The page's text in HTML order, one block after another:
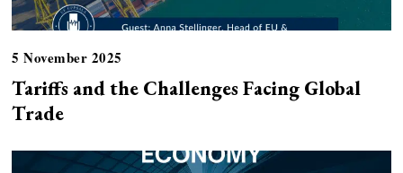
5 November 2025
Tariffs and the Challenges Facing Global
Trade